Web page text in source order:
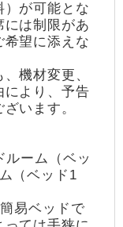
）が可能とな
には制限があ
希望に添えな
機材変更、
により、予告
います。
ーム（ベッ
（ベッド1
易ベッドで